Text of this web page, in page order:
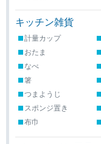
キッチン雑貨
計量カップ
おたま
なべ
箸
つまようじ
スポンジ置き
布巾